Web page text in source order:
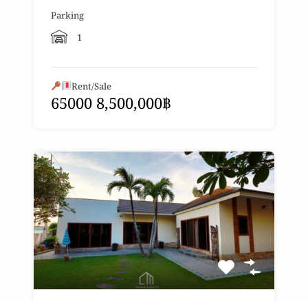
Parking
1
Rent/Sale
65000 8,500,000฿